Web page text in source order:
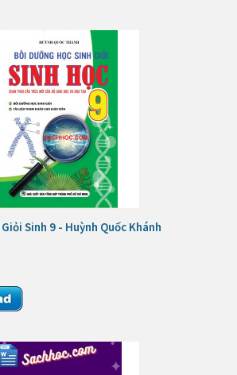
Sinh 9 - Huỳnh Quốc Khánh